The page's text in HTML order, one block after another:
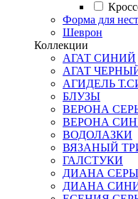
Форма для
Шеврон
Коллекции
АГАТ СИНИЙ
АГАТ
АГИДЕЛЬ
БЛУЗЫ
ВЕРОНА
ВЕРОНА
ВОДОЛАЗКИ
ВЯЗАНЫЙ
ГАЛСТУКИ
ДИАНА
ДИАНА